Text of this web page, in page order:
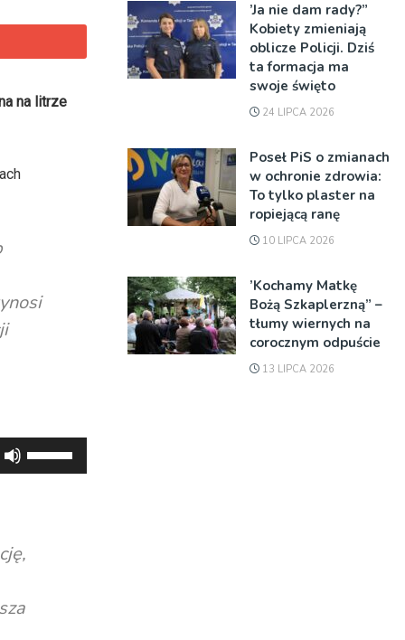
na litrze
strzałek
’Ja nie dam rady?”
Kobiety zmieniają
oblicze Policji. Dziś
ta formacja ma
swoje święto
24 LIPCA 2026
Poseł PiS o zmianach
w ochronie zdrowia:
To tylko plaster na
ropiejącą ranę
10 LIPCA 2026
’Kochamy Matkę
Bożą Szkaplerzną” –
tłumy wiernych na
corocznym odpuście
13 LIPCA 2026